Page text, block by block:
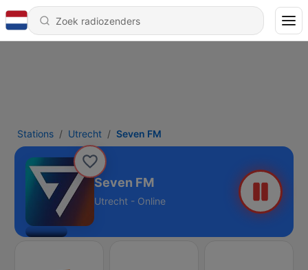
Stations Utrecht Seven FM
Seven FM
Utrecht - Online